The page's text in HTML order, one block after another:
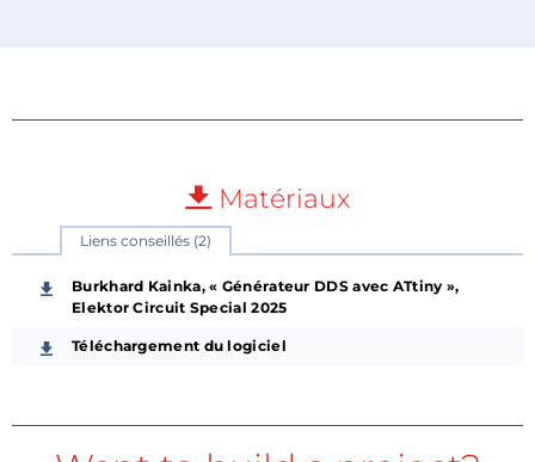
Matériaux
Liens conseillés (2)
Burkhard Kainka, « Générateur DDS avec ATtiny »,
Elektor Circuit Special 2025
Téléchargement du logiciel